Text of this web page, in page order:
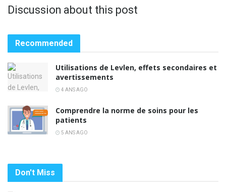
Discussion about this post
Recommended
Utilisations de Levlen, effets secondaires et
avertissements
4 ANS AGO
Comprendre la norme de soins pour les
patients
5 ANS AGO
Don't Miss